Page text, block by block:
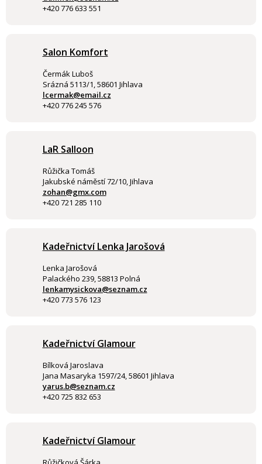
+420 776 633 551
Salon Komfort
Čermák Luboš
Srázná 5113/1, 58601 Jihlava
lcermak@email.cz
+420 776 245 576
LaR Salloon
Růžička Tomáš
Jakubské náměstí 72/10, Jihlava
zohan@gmx.com
+420 721 285 110
Kadeřnictví Lenka Jarošová
Lenka Jarošová
Palackého 239, 58813 Polná
lenkamysickova@seznam.cz
+420 773 576 123
Kadeřnictví Glamour
Bílková Jaroslava
Jana Masaryka 1597/24, 58601 Jihlava
yarus.b@seznam.cz
+420 725 832 653
Kadeřnictví Glamour